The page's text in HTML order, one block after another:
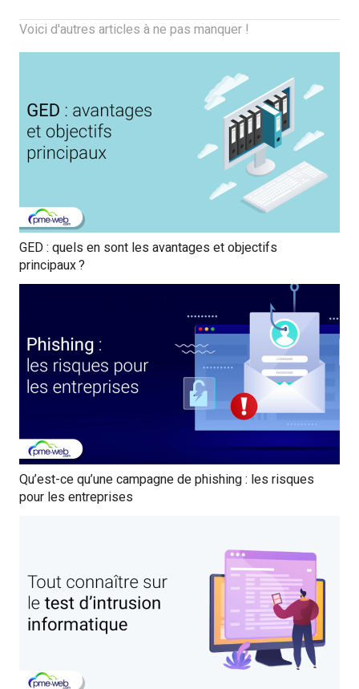
Voici d'autres articles à ne pas manquer !
GED : quels en sont les avantages et objectifs
principaux ?
Qu’est-ce qu’une campagne de phishing : les risques
pour les entreprises